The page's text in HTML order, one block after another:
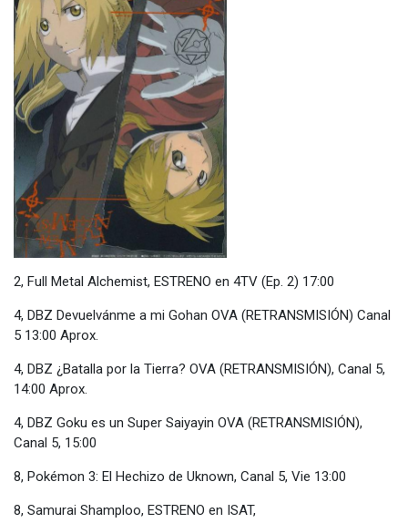
2, Full Metal Alchemist, ESTRENO en 4TV (Ep. 2) 17:00
4, DBZ Devuelvánme a mi Gohan OVA (RETRANSMISIÓN) Canal
5 13:00 Aprox.
4, DBZ ¿Batalla por la Tierra? OVA (RETRANSMISIÓN), Canal 5,
14:00 Aprox.
4, DBZ Goku es un Super Saiyayin OVA (RETRANSMISIÓN),
Canal 5, 15:00
8, Pokémon 3: El Hechizo de Uknown, Canal 5, Vie 13:00
8, Samurai Shamploo, ESTRENO en ISAT,